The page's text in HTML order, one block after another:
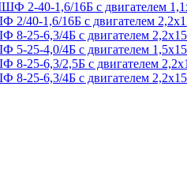
2-40-1,6/16Б с двигателем
40-1,6/16Б с двигателем
25-6,3/4Б с двигателем
25-4,0/4Б с двигателем
25-6,3/2,5Б с двигателем
25-6,3/4Б с двигателем